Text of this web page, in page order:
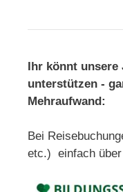
Ihr könnt unsere
unterstützen -
Mehraufwand:
Bei
etc.) einfach